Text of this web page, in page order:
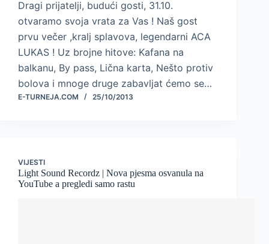
Dragi prijatelji, budući gosti, 31.10.
otvaramo svoja vrata za Vas ! Naš gost
prvu večer ,kralj splavova, legendarni ACA
LUKAS ! Uz brojne hitove: Kafana na
balkanu, By pass, Lična karta, Nešto protiv
bolova i mnoge druge zabavljat ćemo se…
E-TURNEJA.COM 25/10/2013
VIJESTI
Light Sound Recordz | Nova pjesma osvanula na
YouTube a pregledi samo rastu